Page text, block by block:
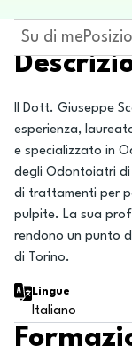
Su di me
Il Dott. Giuseppe
esperienza,
e specializzato in
degli Odontoiatri
di trattamenti per
pulpite. La sua
rendono un punto
di Torino.
Lingue
Italiano